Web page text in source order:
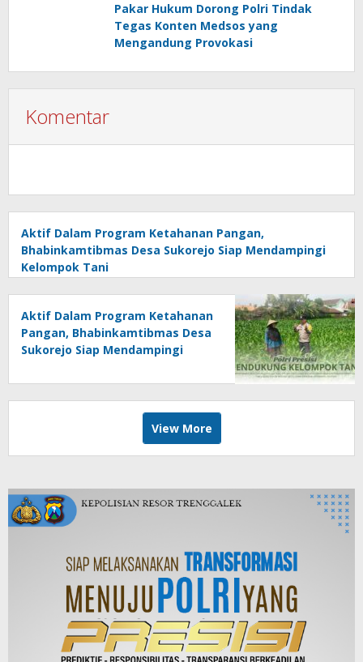
Pakar Hukum Dorong Polri Tindak
Tegas Konten Medsos yang
Mengandung Provokasi
Komentar
Aktif Dalam Program Ketahanan Pangan,
Bhabinkamtibmas Desa Sukorejo Siap Mendampingi
Kelompok Tani
Aktif Dalam Program Ketahanan
Pangan, Bhabinkamtibmas Desa
Sukorejo Siap Mendampingi
View More